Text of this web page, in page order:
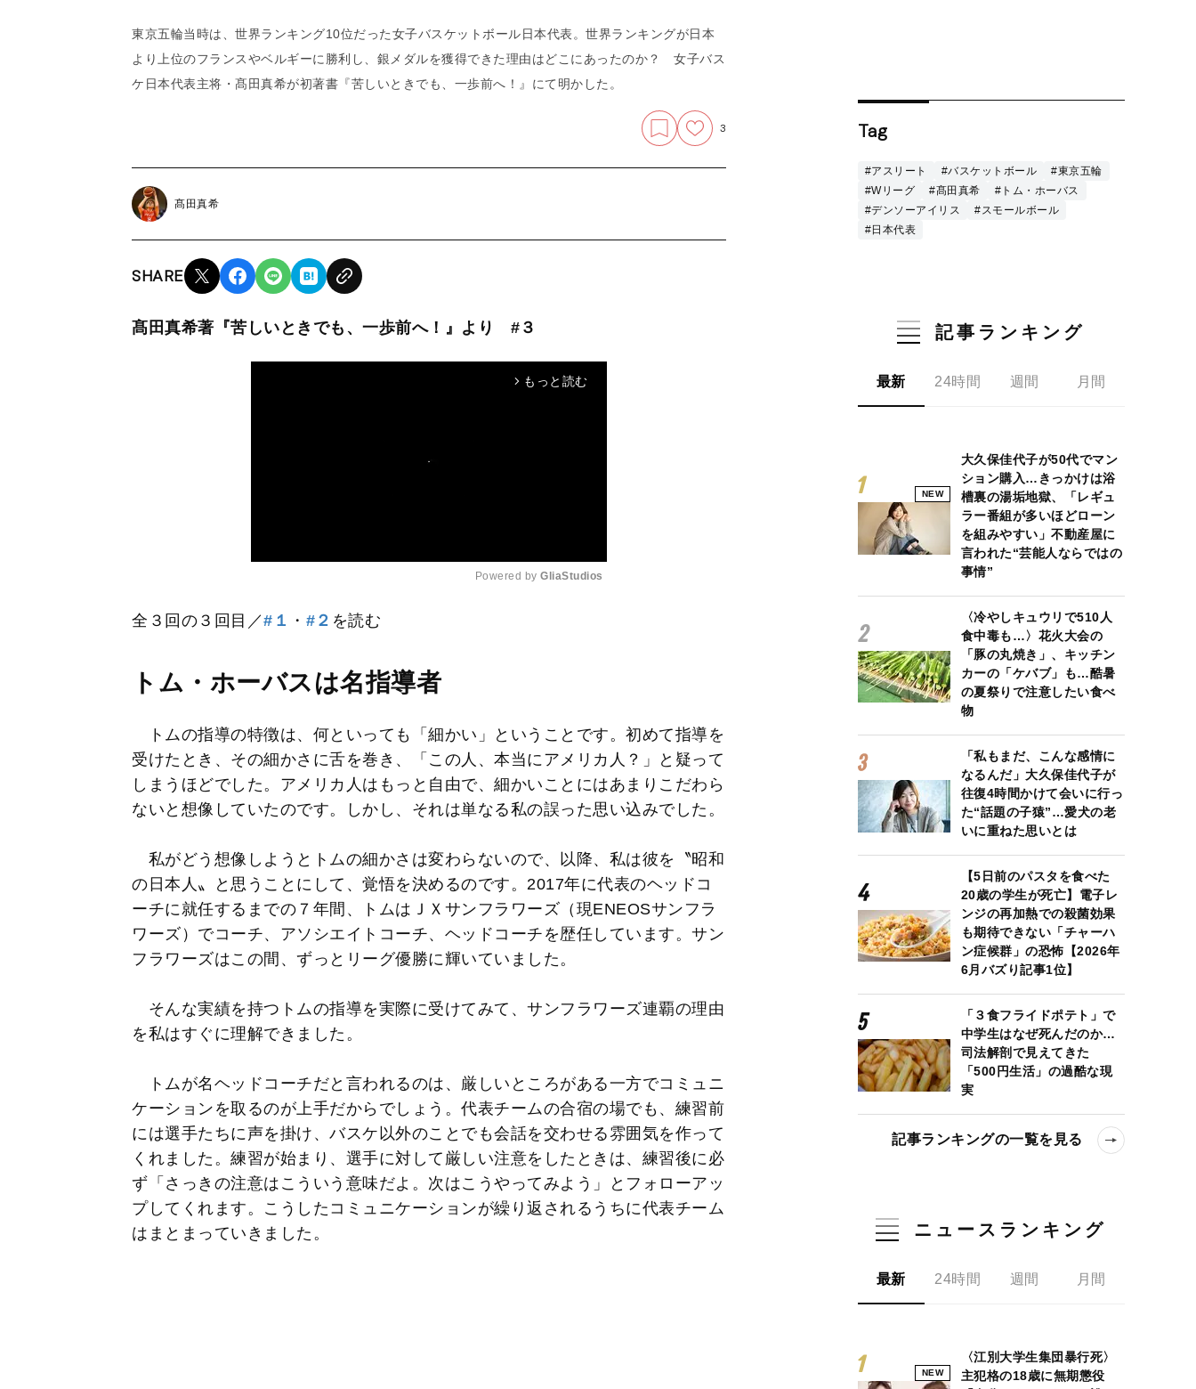
東京五輪当時は、世界ランキング10位だった女子バスケットボール日本代表。世界ランキングが日本
より上位のフランスやベルギーに勝利し、銀メダルを獲得できた理由はどこにあったのか？ 女子バス
ケ日本代表主将・髙田真希が初著書『苦しいときでも、一歩前へ！』にて明かした。
3
髙田真希
SHARE
髙田真希著『苦しいときでも、一歩前へ！』より #３
arrow_forward_ios もっと読む
Powered by GliaStudios
全３回の３回目／#１ ・ #２ を読む
トム・ホーバスは名指導者
トムの指導の特徴は、何といっても「細かい」ということです。初めて指導を
受けたとき、その細かさに舌を巻き、「この人、本当にアメリカ人？」と疑って
しまうほどでした。アメリカ人はもっと自由で、細かいことにはあまりこだわら
ないと想像していたのです。しかし、それは単なる私の誤った思い込みでした。
私がどう想像しようとトムの細かさは変わらないので、以降、私は彼を〝昭和
の日本人〟と思うことにして、覚悟を決めるのです。2017年に代表のヘッドコ
ーチに就任するまでの７年間、トムはＪＸサンフラワーズ（現ENEOSサンフラ
ワーズ）でコーチ、アソシエイトコーチ、ヘッドコーチを歴任しています。サン
フラワーズはこの間、ずっとリーグ優勝に輝いていました。
そんな実績を持つトムの指導を実際に受けてみて、サンフラワーズ連覇の理由
を私はすぐに理解できました。
トムが名ヘッドコーチだと言われるのは、厳しいところがある一方でコミュニ
ケーションを取るのが上手だからでしょう。代表チームの合宿の場でも、練習前
には選手たちに声を掛け、バスケ以外のことでも会話を交わせる雰囲気を作って
くれました。練習が始まり、選手に対して厳しい注意をしたときは、練習後に必
ず「さっきの注意はこういう意味だよ。次はこうやってみよう」とフォローアッ
プしてくれます。こうしたコミュニケーションが繰り返されるうちに代表チーム
はまとまっていきました。
Tag
#アスリート #バスケットボール
#東京五輪
#Wリーグ
#髙田真希
#トム・ホーバス
#デンソーアイリス
#スモールボール
#日本代表
記事ランキング
最新 24時間 週間 月間
NEW
大久保佳代子が50代でマン
ション購入…きっかけは浴
槽裏の湯垢地獄、「レギュ
ラー番組が多いほどローン
を組みやすい」不動産屋に
言われた“芸能人ならではの
事情”
〈冷やしキュウリで510人
食中毒も…〉花火大会の
「豚の丸焼き」、キッチン
カーの「ケバブ」も…酷暑
の夏祭りで注意したい食べ
物
「私もまだ、こんな感情に
なるんだ」大久保佳代子が
往復4時間かけて会いに行っ
た“話題の子猿”…愛犬の老
いに重ねた思いとは
【5日前のパスタを食べた
20歳の学生が死亡】電子レ
ンジの再加熱での殺菌効果
も期待できない「チャーハ
ン症候群」の恐怖【2026年
6月バズり記事1位】
「３食フライドポテト」で
中学生はなぜ死んだのか…
司法解剖で見えてきた
「500円生活」の過酷な現
実
記事ランキングの一覧を見る
ニュースランキング
最新 24時間 週間 月間
NEW
〈江別大学生集団暴行死〉
主犯格の18歳に無期懲役